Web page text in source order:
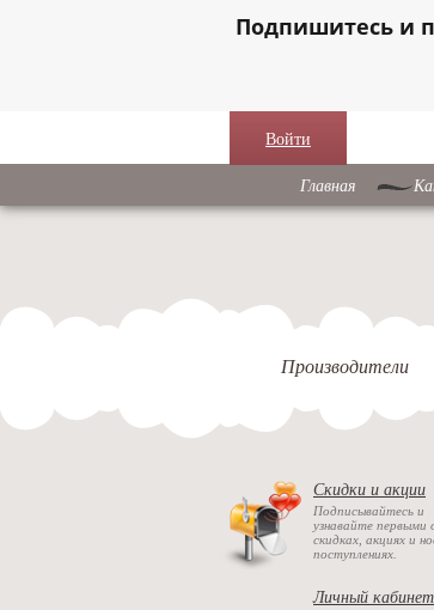
Подпишитесь и
Войти
Главная
Производители
Скидки и акции
Подписывайтесь и
узнавайте первыми
скидках, акциях и
поступлениях.
Личный кабинет